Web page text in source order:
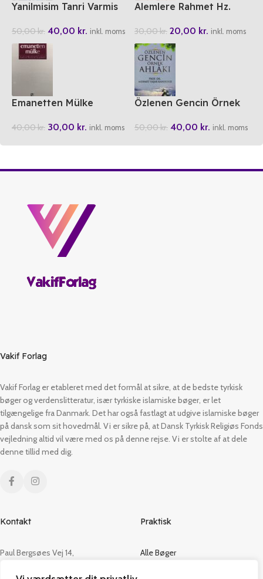
Yanilmisim Tanri Varmis
50,00kr. 40,00 kr. inkl. moms
Alemlere Rahmet Hz.
30,00kr. 20,00 kr. inkl. moms
Emanetten Mülke
40,00kr. 30,00 kr. inkl. moms
Özlenen Gencin Örnek
50,00kr. 40,00 kr. inkl. moms
Vakif Forlag
Vakif Forlag er etableret med det formål at sikre, at de bedste tyrkisk
bøger og verdenslitteratur, især tyrkiske islamiske bøger, er let
tilgængelige fra Danmark. Det har også fastlagt at udgive islamiske bøger
på dansk som sit hovedmål. Vi er sikre på, at Dansk Tyrkisk Religiøs Fonds
vejledning altid vil være med os på denne rejse. Vi er stolte af at dele
denne tillid med dig.
Kontakt
Paul Bergsøes Vej 14,
Praktisk
Alle Bøger